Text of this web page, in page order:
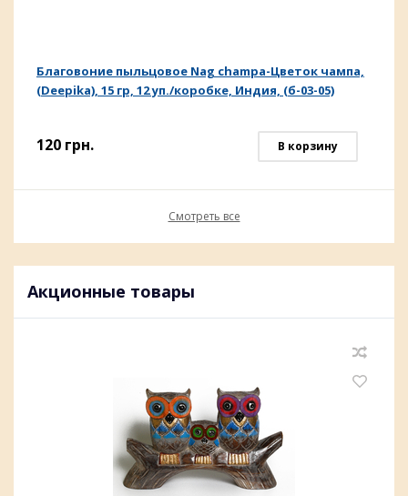
Благовоние пыльцовое Nag champa-Цветок чампа,
(Deepika), 15 гр, 12 уп./коробке, Индия, (б-03-05)
120 грн. В корзину
Смотреть все
Акционные товары